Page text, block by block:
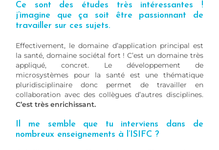
Ce sont des études très intéressantes !
j’imagine que ça soit être passionnant de
travailler sur ces sujets.
Effectivement, le domaine d’application principal est
la santé, domaine sociétal fort ! C’est un domaine très
appliqué, concret. Le développement de
microsystèmes pour la santé est une thématique
pluridisciplinaire donc permet de travailler en
collaboration avec des collègues d’autres disciplines.
C’est très enrichissant.
Il me semble que tu interviens dans de
nombreux enseignements à l’ISIFC ?